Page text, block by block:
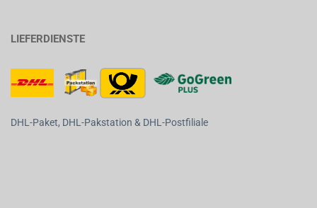
LIEFERDIENSTE
DHL-Paket, DHL-Pakstation & DHL-Postfiliale